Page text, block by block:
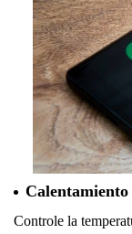
Calentamiento
Controle la